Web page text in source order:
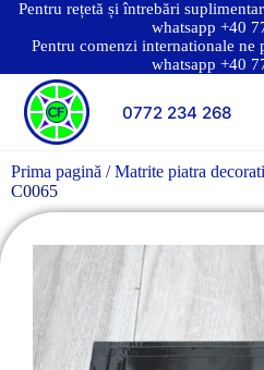
Pentru rețetă și întrebări
whatsapp +40
Pentru comenzi internationale ne
whatsapp +40
0772 234 268
Prima pagină /Matrite piatra
C0065